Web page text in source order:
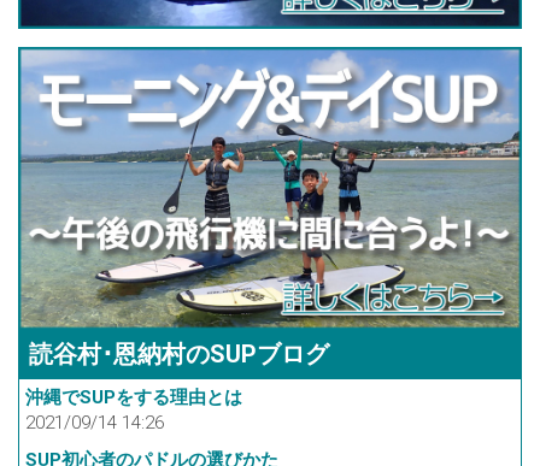
読谷村･恩納村のSUPブログ
沖縄でSUPをする理由とは
2021/09/14 14:26
SUP初心者のパドルの選びかた